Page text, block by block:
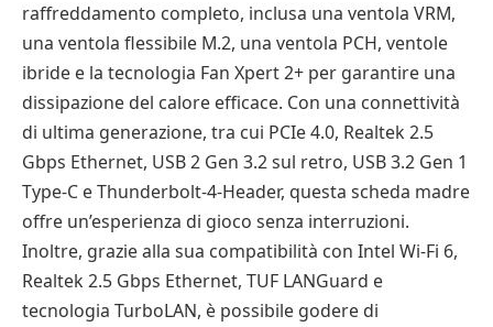
raffreddamento completo, inclusa una ventola VRM,
una ventola flessibile M.2, una ventola PCH, ventole
ibride e la tecnologia Fan Xpert 2+ per garantire una
dissipazione del calore efficace. Con una connettività
di ultima generazione, tra cui PCIe 4.0, Realtek 2.5
Gbps Ethernet, USB 2 Gen 3.2 sul retro, USB 3.2 Gen 1
Type-C e Thunderbolt-4-Header, questa scheda madre
offre un’esperienza di gioco senza interruzioni.
Inoltre, grazie alla sua compatibilità con Intel Wi-Fi 6,
Realtek 2.5 Gbps Ethernet, TUF LANGuard e
tecnologia TurboLAN, è possibile godere di